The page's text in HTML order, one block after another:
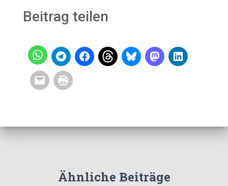
Beitrag teilen
Ähnliche Beiträge